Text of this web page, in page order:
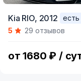
of
Kia RIO, 2012
5
29 отзывов
от 1680 ₽ /